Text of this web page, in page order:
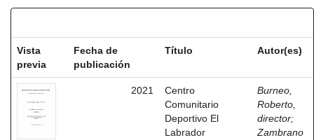
Vista
previa
Fecha de
publicación
Título Autor(es)
2021
Centro
Comunitario
Deportivo El
Labrador
Burneo,
Roberto,
director;
Zambrano